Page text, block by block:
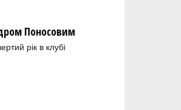
Поносовим
рік в клубі